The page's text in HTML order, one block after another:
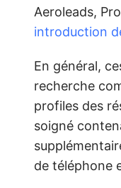
Aeroleads,
introduction
En général,
recherche
profiles des
soigné
de téléphone